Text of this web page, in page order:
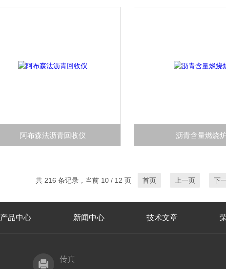
阿布森法沥青回收仪 沥青含量燃烧炉
共 216 条记录，当前 10 / 12 页 首页 上一页 下
产品中心 新闻中心 技术文章
传真